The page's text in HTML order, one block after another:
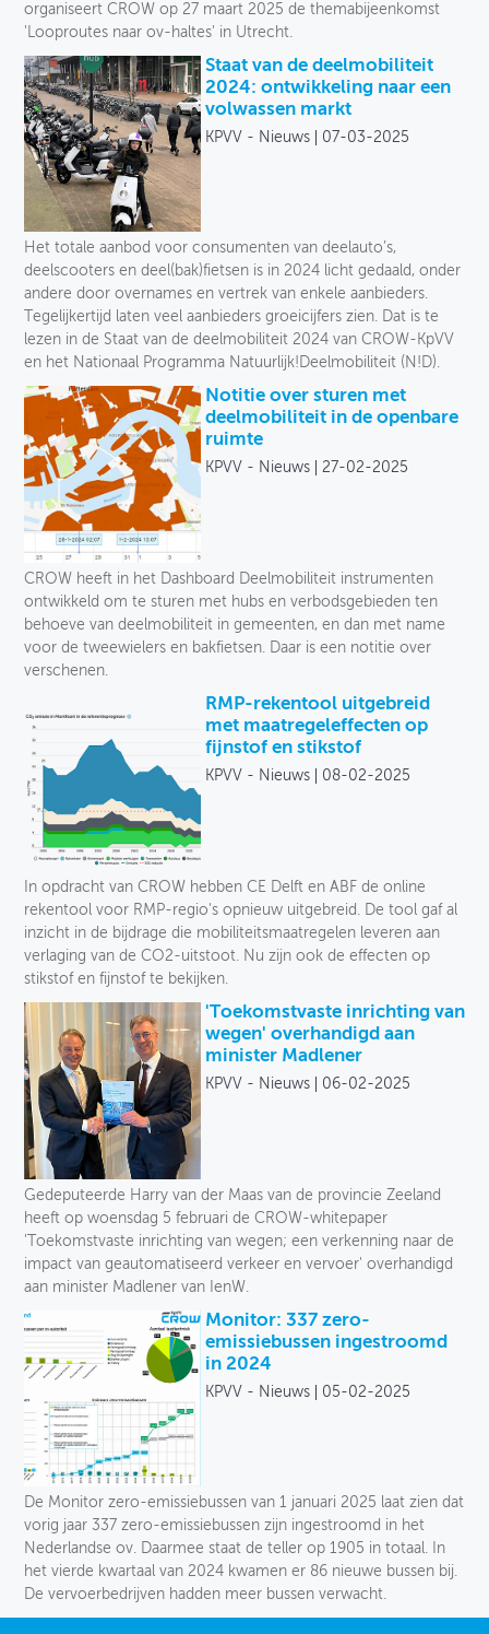
organiseert CROW op 27 maart 2025 de themabijeenkomst
'Looproutes naar ov-haltes' in Utrecht.
Staat van de deelmobiliteit
2024: ontwikkeling naar een
volwassen markt
KPVV - Nieuws 07-03-2025
Het totale aanbod voor consumenten van deelauto’s,
deelscooters en deel(bak)fietsen is in 2024 licht gedaald, onder
andere door overnames en vertrek van enkele aanbieders.
Tegelijkertijd laten veel aanbieders groeicijfers zien. Dat is te
lezen in de Staat van de deelmobiliteit 2024 van CROW-KpVV
en het Nationaal Programma Natuurlijk!Deelmobiliteit (N!D).
Notitie over sturen met
deelmobiliteit in de openbare
ruimte
KPVV - Nieuws 27-02-2025
CROW heeft in het Dashboard Deelmobiliteit instrumenten
ontwikkeld om te sturen met hubs en verbodsgebieden ten
behoeve van deelmobiliteit in gemeenten, en dan met name
voor de tweewielers en bakfietsen. Daar is een notitie over
verschenen.
RMP-rekentool uitgebreid
met maatregeleffecten op
fijnstof en stikstof
KPVV - Nieuws 08-02-2025
In opdracht van CROW hebben CE Delft en ABF de online
rekentool voor RMP-regio's opnieuw uitgebreid. De tool gaf al
inzicht in de bijdrage die mobiliteitsmaatregelen leveren aan
verlaging van de CO2-uitstoot. Nu zijn ook de effecten op
stikstof en fijnstof te bekijken.
'Toekomstvaste inrichting van
wegen' overhandigd aan
minister Madlener
KPVV - Nieuws 06-02-2025
Gedeputeerde Harry van der Maas van de provincie Zeeland
heeft op woensdag 5 februari de CROW-whitepaper
'Toekomstvaste inrichting van wegen; een verkenning naar de
impact van geautomatiseerd verkeer en vervoer' overhandigd
aan minister Madlener van IenW.
Monitor: 337 zero-
emissiebussen ingestroomd
in 2024
KPVV - Nieuws 05-02-2025
De Monitor zero-emissiebussen van 1 januari 2025 laat zien dat
vorig jaar 337 zero-emissiebussen zijn ingestroomd in het
Nederlandse ov. Daarmee staat de teller op 1905 in totaal. In
het vierde kwartaal van 2024 kwamen er 86 nieuwe bussen bij.
De vervoerbedrijven hadden meer bussen verwacht.